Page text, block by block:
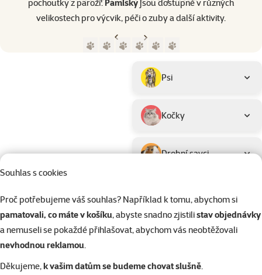
Souhlas s cookies
Proč potřebujeme váš souhlas? Například k tomu, abychom si
pamatovali, co máte v košíku, abyste snadno zjistilistav objednávky
a nemuseli se pokaždé přihlašovat, abychom vás neobtěžovali
nevhodnou reklamou.
Děkujeme,k vašim datům se budeme chovat slušně.
pochoutky z paroží.Pamlskyjsou dostupné v různých
velikostech pro výcvik, péči o zuby a další aktivity.​
Předchozí stranaNásledující strana
Přejít na stranu 1 Přejít na stranu 2
Podkategorie
Psi
Kočky
Drobní savci
2
Seřadit Hodnocení